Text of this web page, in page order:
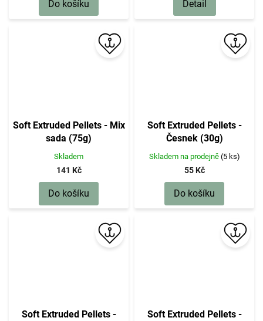
Do košíku Detail
Soft Extruded Pellets - Mix
sada (75g)
Skladem
141 Kč
Do košíku
Soft Extruded Pellets -
Česnek (30g)
Skladem na prodejně (5 ks)
55 Kč
Do košíku
Soft Extruded Pellets -
Soft Extruded Pellets -